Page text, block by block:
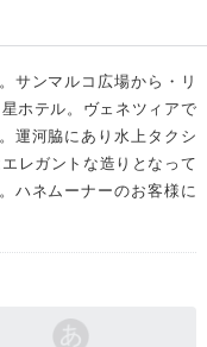
サンマルコ広場から・リ
ホテル。ヴェネツィアで
運河脇にあり水上タクシ
レガントな造りとなって
ハネムーナーのお客様に